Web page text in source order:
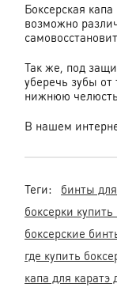
Боксерская
возможно
Так же, под
уберечь зубы
нижнюю
В нашем
Теги: бинты
боксерки купить
боксерские
где купить
капа для каратэ